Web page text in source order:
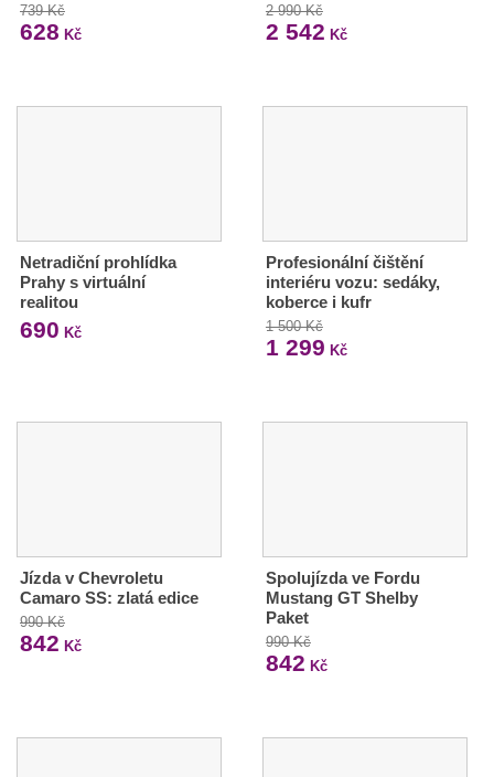
739 Kč
628 Kč
2 990 Kč
2 542 Kč
Netradiční prohlídka
Prahy s virtuální
realitou
690 Kč
Profesionální čištění
interiéru vozu: sedáky,
koberce i kufr
1 500 Kč
1 299 Kč
Jízda v Chevroletu
Camaro SS: zlatá edice
990 Kč
842 Kč
Spolujízda ve Fordu
Mustang GT Shelby
Paket
990 Kč
842 Kč